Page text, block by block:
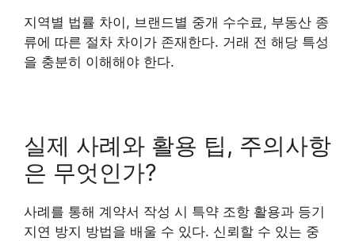
지역별 법률 차이, 브랜드별 중개 수수료, 부동산 종
류에 따른 절차 차이가 존재한다. 거래 전 해당 특성
을 충분히 이해해야 한다.
실제 사례와 활용 팁, 주의사항
은 무엇인가?
사례를 통해 계약서 작성 시 특약 조항 활용과 등기
지연 방지 방법을 배울 수 있다. 신뢰할 수 있는 중